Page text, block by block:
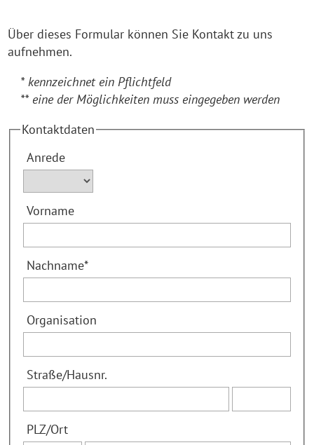
Über dieses Formular können Sie Kontakt zu uns
aufnehmen.
* kennzeichnet ein Pflichtfeld
** eine der Möglichkeiten muss eingegeben werden
Kontaktdaten
Anrede
Vorname
Nachname*
Organisation
Straße/Hausnr.
PLZ/Ort